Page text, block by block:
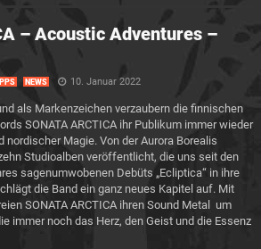
– Acoustic Adventures –
NEWS 10. Januar 2022
als Markenzeichen verzaubern die finnischen
SONATA ARCTICA ihr Publikum immer wieder
Magie. Von der Aurora Borealis
Studioalben veröffentlicht, die uns seit den
sagenumwobenen Debüts „Ecliptica“ in ihre
die Band ein ganz neues Kapitel auf. Mit
SONATA ARCTICA ihren Sound Metal um
immer noch das Herz, den Geist und die Essenz